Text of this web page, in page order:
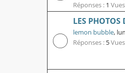
Réponses : 1
LES
lemon bubble,
Réponses : 5